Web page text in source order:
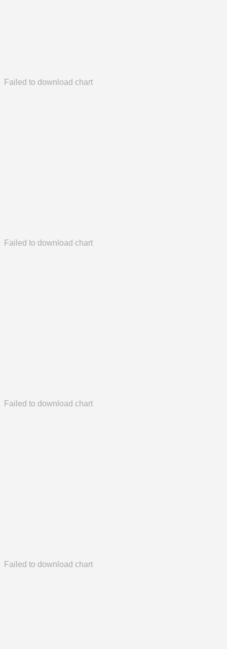
Failed to download chart
Failed to download chart
Failed to download chart
Failed to download chart